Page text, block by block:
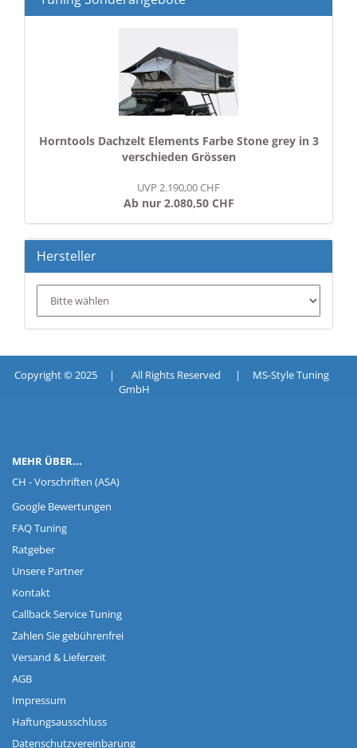
Horntools Dachzelt Elements Farbe Stone grey in 3
verschieden Grössen
UVP 2.190,00 CHF
Ab nur 2.080,50 CHF
Hersteller
Copyright © 2025 | All Rights Reserved | MS-Style Tuning
GmbH
MEHR ÜBER...
CH - Vorschriften (ASA)
Google Bewertungen
FAQ Tuning
Ratgeber
Unsere Partner
Kontakt
Callback Service Tuning
Zahlen Sie gebührenfrei
Versand & Lieferzeit
AGB
Impressum
Haftungsausschluss
Datenschutzvereinbarung